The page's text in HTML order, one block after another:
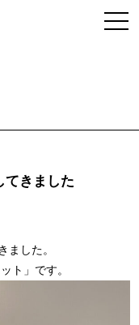
てきました
ました。
ト」です。